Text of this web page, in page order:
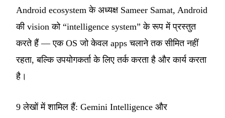
Android ecosystem के अध्यक्ष Sameer Samat, Android
की vision को “intelligence system” के रूप में प्रस्तुत
करते हैं — एक OS जो केवल apps चलाने तक सीमित नहीं
रहता, बल्कि उपयोगकर्ता के लिए तर्क करता है और कार्य करता
है।
9 लेखों में शामिल हैं: Gemini Intelligence और